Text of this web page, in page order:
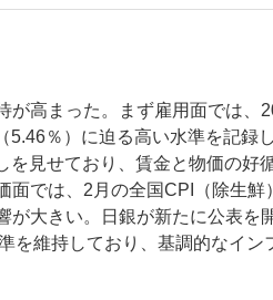
高まった。まず雇用面では、
％）に迫る高い水準を記録
見せており、賃金と物価の好
では、2月の全国CPI（除生鮮
大きい。日銀が新たに公表を
を維持しており、基調的なイン